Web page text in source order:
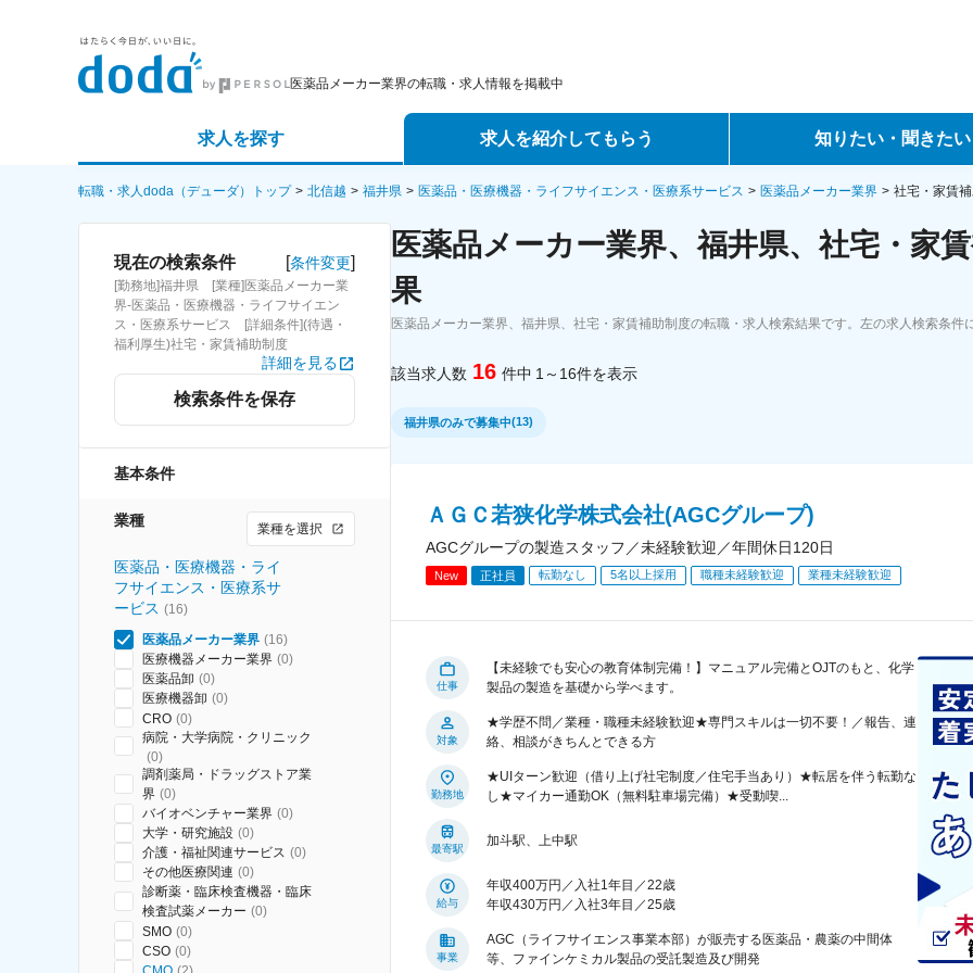
医薬品メーカー業界の転職・求人情報を掲載中
求人を探す
詳細条件から探す
求人特集から探す
求人を紹介してもらう
エージェントサービス
スカウトサービス
知りたい・聞きたい
転職ノウハウ
データで見る転職
転職・求人doda（デューダ）トップ 北信越 福井県 医薬品・医療機器・ライフサイエンス・医療系サービス 医薬品メーカー業界 社宅・家賃
現在の検索条件 [条件変更]
[勤務地]福井県 [業種]医薬品メーカー業
界-医薬品・医療機器・ライフサイエン
ス・医療系サービス [詳細条件](待遇・
福利厚生)社宅・家賃補助制度
詳細を見る
検索条件を保存
基本条件
業種 業種を選択
医薬品・医療機器・ライ
フサイエンス・医療系サ
ービス (16)
医薬品メーカー業界 (16)
医療機器メーカー業界 (0)
医薬品卸 (0)
医療機器卸 (0)
CRO (0)
病院・大学病院・クリニック
(0)
調剤薬局・ドラッグストア業
界 (0)
バイオベンチャー業界 (0)
大学・研究施設 (0)
介護・福祉関連サービス (0)
その他医療関連 (0)
診断薬・臨床検査機器・臨床
検査試薬メーカー (0)
SMO (0)
CSO (0)
医薬品メーカー業界、福井県、社宅・家
果
医薬品メーカー業界、福井県、社宅・家賃補助制度の転職・求人検索結果です。左の求人検索条件
該当求人数 16 件中 1～16件を表示
福井県のみで募集中(13)
ＡＧＣ若狭化学株式会社(AGCグループ)
AGCグループの製造スタッフ／未経験歓迎／年間休日120日
New 正社員 転勤なし 5名以上採用 職種未経験歓迎 業種未経験歓迎
仕事
【未経験でも安心の教育体制完備！】マニュアル完備とOJTのもと、化学
製品の製造を基礎から学べます。
対象
★学歴不問／業種・職種未経験歓迎★専門スキルは一切不要！／報告、連
絡、相談がきちんとできる方
勤務地
★UIターン歓迎（借り上げ社宅制度／住宅手当あり）★転居を伴う転勤な
し★マイカー通勤OK（無料駐車場完備）★受動喫...
最寄駅
加斗駅、上中駅
給与
年収400万円／入社1年目／22歳
年収430万円／入社3年目／25歳
事業
AGC（ライフサイエンス事業本部）が販売する医薬品・農薬の中間体
等、ファインケミカル製品の受託製造及び開発